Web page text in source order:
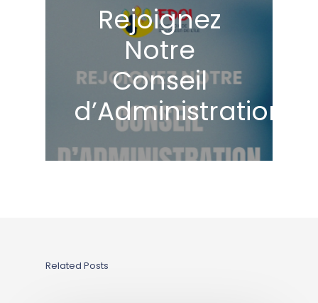
Rejoignez
Notre
Conseil
d’Administration
Related Posts